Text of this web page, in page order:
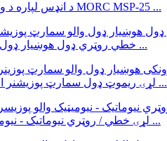
د انډس لپاره د والو موقعیت جوړونکي MORC MSP-25 ...
MORC MSP-32 خطي روټري ډول هوښیار ډول والو ...
د MORC MSP-25 لړۍ ریموټ ډول سمارټ پوزیشنر انټ ...
MORC MPP-12 لړۍ خطي / روټري نیوماتیک - نیوماتیک ...